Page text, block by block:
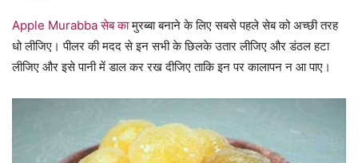
Apple Murabba सेब कामुरब्बा बनाने के लिए सबसे पहले सेब को अच्छी तरह
धो लीजिए। पीलर की मदद से इन सभी के छिलके उतार लीजिए और डंठल हटा
लीजिए और इसे पानी में डाल कर रख दीजिए ताकि इन पर कालापन न आ पाए।